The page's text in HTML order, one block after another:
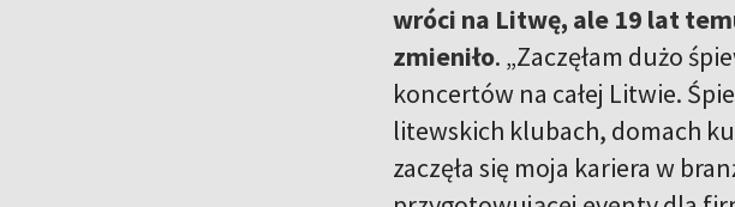
wróci na Litwę, ale 19 lat
zmieniło. „Zaczęłam dużo
koncertów na całej Litwie.
litewskich klubach, domach
zaczęła się moja kariera w